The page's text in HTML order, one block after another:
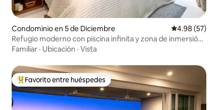
Condominio en 5 de Diciembre Calificación
4.98 (57)
Refugio moderno con piscina infinita y zona de inmersión
privada
Familiar · Ubicación · Vista
De los mejores en Favorito entre huéspedes
Favorito entre huéspedes